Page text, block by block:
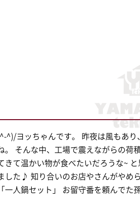
^)/ヨッちゃんです。 昨夜は風もあり
。 そんな中、工場で震えながらの荷
きて温かい物が食べたいだろうな~
した♪ 知り合いのお店やさんがやめ
「一人鍋セット」 お留守番を頼んでた